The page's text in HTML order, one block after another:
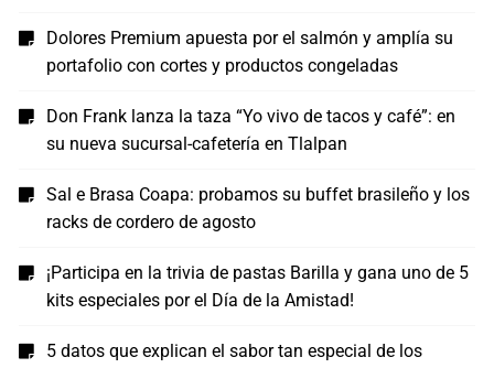
Dolores Premium apuesta por el salmón y amplía su
portafolio con cortes y productos congeladas
Don Frank lanza la taza “Yo vivo de tacos y café”: en
su nueva sucursal-cafetería en Tlalpan
Sal e Brasa Coapa: probamos su buffet brasileño y los
racks de cordero de agosto
¡Participa en la trivia de pastas Barilla y gana uno de 5
kits especiales por el Día de la Amistad!
5 datos que explican el sabor tan especial de los